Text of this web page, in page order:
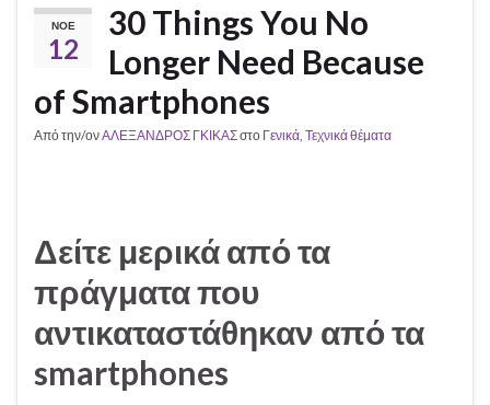
ΝΟΈ
12
30 Things You No
Longer Need Because
of Smartphones
Από την/ονΑΛΕΞΑΝΔΡΟΣ ΓΚΙΚΑΣστο Γενικά Τεχνικά θέματα
Δείτε μερικά από τα
πράγματα που
αντικαταστάθηκαν από τα
smartphones